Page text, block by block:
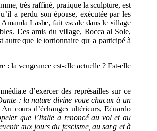
très raffiné, pratique la sculpture, est
a perdu son épouse, exécutée par les
Lashe, fait escale dans le village
Des amis du village, Rocca al Sole,
autre que le tortionnaire qui a participé à
: la vengeance est-elle actuelle ? Est-elle
d’exercer des représailles sur ce
: la nature divine voue chacun à un
cours d’échanges ultérieurs, Eduardo
que l’Italie a renoncé au vol et au
aux jours du fascisme, au sang et à